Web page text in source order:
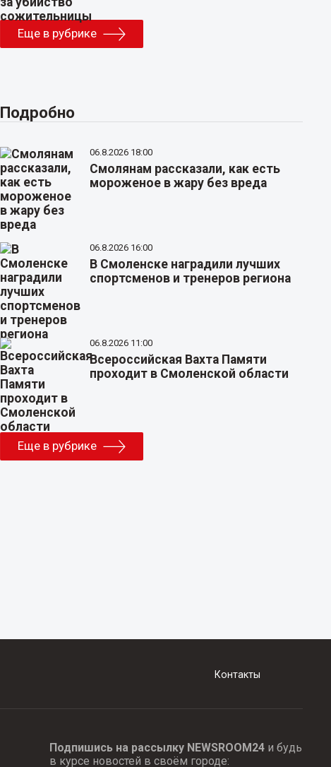
Еще в рубрике
Подробно
06.8.2026 18:00
Смолянам рассказали, как есть
мороженое в жару без вреда
06.8.2026 16:00
В Смоленске наградили лучших
спортсменов и тренеров региона
06.8.2026 11:00
Всероссийская Вахта Памяти
проходит в Смоленской области
Еще в рубрике
Контакты
Подпишись на рассылку NEWSROOM24и будь
в курсе новостей в своём городе: